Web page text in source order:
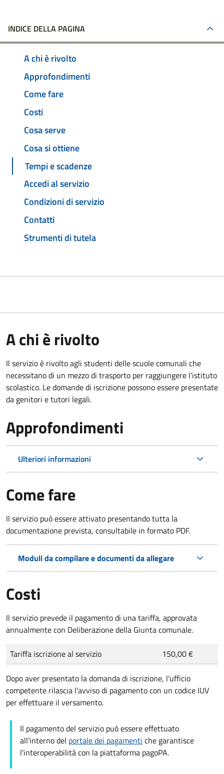
INDICE DELLA PAGINA
A chi è rivolto
Approfondimenti
Come fare
Costi
Cosa serve
Cosa si ottiene
Tempi e scadenze
Accedi al servizio
Condizioni di servizio
Contatti
Strumenti di tutela
A chi è rivolto
Il servizio è rivolto agli studenti delle scuole comunali che
necessitano di un mezzo di trasporto per raggiungere l'istituto
scolastico. Le domande di iscrizione possono essere presentate
da genitori e tutori legali.
Approfondimenti
Ulteriori informazioni
Come fare
Il servizio può essere attivato presentando tutta la
documentazione prevista, consultabile in formato PDF.
Moduli da compilare e documenti da allegare
Costi
Il servizio prevede il pagamento di una tariffa, approvata
annualmente con Deliberazione della Giunta comunale.
Tariffa iscrizione al servizio
150,00 €
Dopo aver presentato la domanda di iscrizione, l'ufficio
competente rilascia l'avviso di pagamento con un codice IUV
per effettuare il versamento.
Il pagamento del servizio può essere effettuato
all’interno del portale dei pagamenti che garantisce
l'interoperabilità con la piattaforma pagoPA.